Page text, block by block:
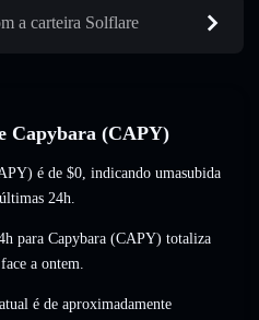
a carteira Solflare
Capybara (CAPY)
é de $0, indicando umasubida
24h.
para Capybara (CAPY) totaliza
face a ontem.
é de aproximadamente